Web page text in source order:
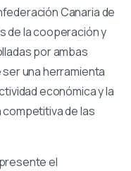
Canaria de
de la cooperación y
por ambas
una herramienta
económica y la
competitiva de las
el